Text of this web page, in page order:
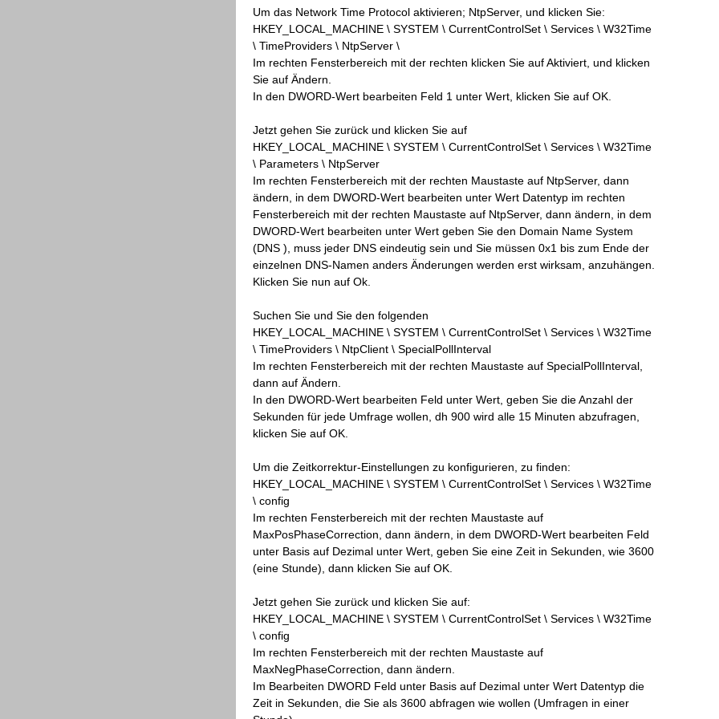
Um das Network Time Protocol aktivieren; NtpServer, und klicken Sie:
HKEY_LOCAL_MACHINE \ SYSTEM \ CurrentControlSet \ Services \ W32Time
\ TimeProviders \ NtpServer \
Im rechten Fensterbereich mit der rechten klicken Sie auf Aktiviert, und klicken
Sie auf Ändern.
In den DWORD-Wert bearbeiten Feld 1 unter Wert, klicken Sie auf OK.
Jetzt gehen Sie zurück und klicken Sie auf
HKEY_LOCAL_MACHINE \ SYSTEM \ CurrentControlSet \ Services \ W32Time
\ Parameters \ NtpServer
Im rechten Fensterbereich mit der rechten Maustaste auf NtpServer, dann
ändern, in dem DWORD-Wert bearbeiten unter Wert Datentyp im rechten
Fensterbereich mit der rechten Maustaste auf NtpServer, dann ändern, in dem
DWORD-Wert bearbeiten unter Wert geben Sie den Domain Name System
(DNS ), muss jeder DNS eindeutig sein und Sie müssen 0x1 bis zum Ende der
einzelnen DNS-Namen anders Änderungen werden erst wirksam, anzuhängen.
Klicken Sie nun auf Ok.
Suchen Sie und Sie den folgenden
HKEY_LOCAL_MACHINE \ SYSTEM \ CurrentControlSet \ Services \ W32Time
\ TimeProviders \ NtpClient \ SpecialPollInterval
Im rechten Fensterbereich mit der rechten Maustaste auf SpecialPollInterval,
dann auf Ändern.
In den DWORD-Wert bearbeiten Feld unter Wert, geben Sie die Anzahl der
Sekunden für jede Umfrage wollen, dh 900 wird alle 15 Minuten abzufragen,
klicken Sie auf OK.
Um die Zeitkorrektur-Einstellungen zu konfigurieren, zu finden:
HKEY_LOCAL_MACHINE \ SYSTEM \ CurrentControlSet \ Services \ W32Time
\ config
Im rechten Fensterbereich mit der rechten Maustaste auf
MaxPosPhaseCorrection, dann ändern, in dem DWORD-Wert bearbeiten Feld
unter Basis auf Dezimal unter Wert, geben Sie eine Zeit in Sekunden, wie 3600
(eine Stunde), dann klicken Sie auf OK.
Jetzt gehen Sie zurück und klicken Sie auf:
HKEY_LOCAL_MACHINE \ SYSTEM \ CurrentControlSet \ Services \ W32Time
\ config
Im rechten Fensterbereich mit der rechten Maustaste auf
MaxNegPhaseCorrection, dann ändern.
Im Bearbeiten DWORD Feld unter Basis auf Dezimal unter Wert Datentyp die
Zeit in Sekunden, die Sie als 3600 abfragen wie wollen (Umfragen in einer